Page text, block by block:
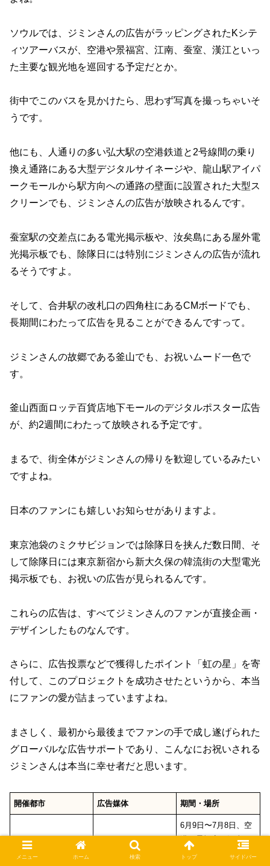
ソウルでは、ジミンさんの広告がラッピングされたKシテ
ィツアーバスが、空港や景福宮、江南、蚕室、漢江といっ
た主要な観光地を巡回する予定だとか。
街中でこのバスを見かけたら、思わず写真を撮っちゃいそ
うです。
他にも、人通りの多い弘大駅の空港鉄道と2号線間の乗り
換え通路にある大型デジタルサイネージや、龍山駅アイパ
ークモールから駅方向への通路の壁面に設置された大型ス
クリーンでも、ジミンさんの広告が放映されるんです。
蚕室駅の交差点にある電光掲示板や、汝矣島にある屋外電
光掲示板でも、除隊日には特別にジミンさんの広告が流れ
るそうですよ。
そして、合井駅の改札口の四角柱にあるCMボードでも、
長期間にわたって広告を見ることができるんですって。
ジミンさんの故郷である釜山でも、お祝いムード一色で
す。
釜山西面ロッテ百貨店地下モールのデジタルポスター広告
が、約2週間にわたって放映される予定です。
まるで、街全体がジミンさんの帰りを歓迎しているみたい
ですよね。
日本のファンにも嬉しいお知らせがありますよ。
東京池袋のミクサビジョンでは除隊日を挟んだ数日間、そ
して除隊日には東京新宿から新大久保の韓流街の大型電光
掲示板でも、お祝いの広告が見られるんです。
これらの広告は、すべてジミンさんのファンが直接企画・
デザインしたものなんです。
さらに、広告投票などで獲得したポイント「虹の星」を寄
付して、このプロジェクトを成功させたというから、本当
にファンの愛が詰まっていますよね。
まさしく、最初から最後までファンの手で成し遂げられた
グローバルな広告サポートであり、こんなにお祝いされる
ジミンさんは本当に幸せ者だと思います。
開催都市 広告媒体 期間・場所
ソウル Kシティツアーバス
6月9日〜7月8日、空
港、景福宮、江南、
蚕室、漢江など主要
メニュー ホーム 検索 トップ サイドバー